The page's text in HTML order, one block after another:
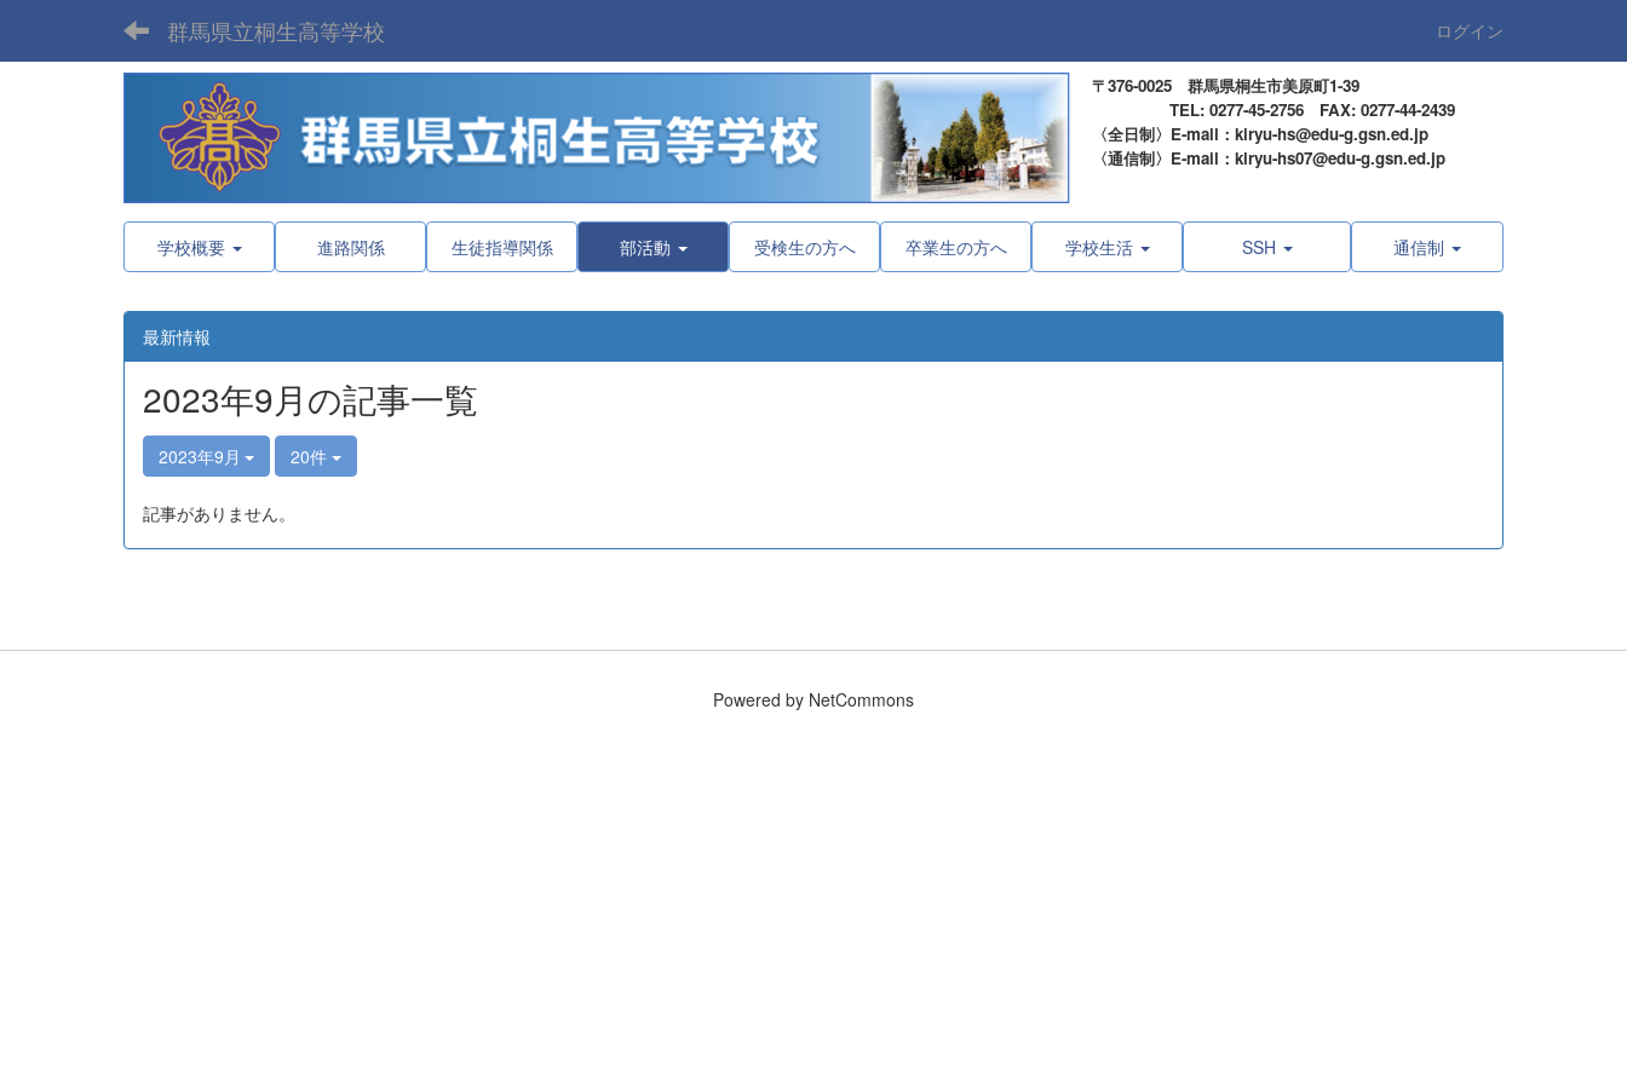
群馬県立桐生高等学校 ログイン
〒376-0025 群馬県桐生市美原町1-39
TEL: 0277-45-2756 FAX: 0277-44-2439
〈全日制〉E-mail：kiryu-hs@edu-g.gsn.ed.jp
〈通信制〉E-mail：kiryu-hs07@edu-g.gsn.ed.jp
学校概要 進路関係 生徒指導関係 部活動 受検生の方へ 卒業生の方へ 学校生活 SSH 通信制
最新情報
2023年9月の記事一覧
2023年9月 20件
記事がありません。
Powered by NetCommons